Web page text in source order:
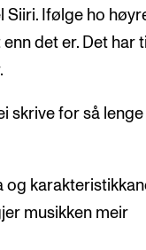
Ifølge ho
det er. Det har
skrive for så lenge
og
musikken meir